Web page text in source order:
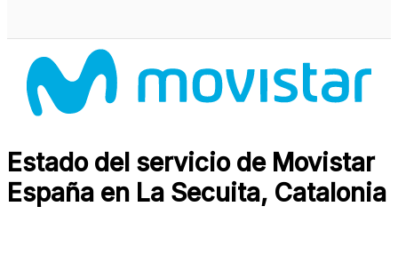
Estado del servicio de Movistar
España en La Secuita, Catalonia